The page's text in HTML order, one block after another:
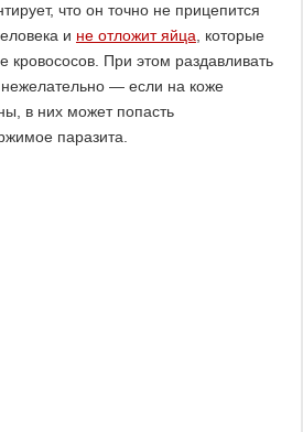
что он точно не прицепится
и не отложит яйца, которые
кровососов. При этом раздавливать
— если на коже
в них может попасть
паразита.